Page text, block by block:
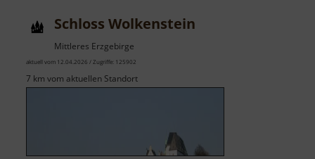
Schloss Wolkenstein
Mittleres Erzgebirge
aktuell vom 12.04.2026 / Zugriffe: 125902
7 km vom aktuellen Standort